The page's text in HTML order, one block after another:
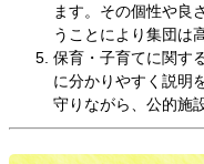
ます。その個性や良
うことにより集団は
保育・子育てに関す
に分かりやすく説明
守りながら、公的施